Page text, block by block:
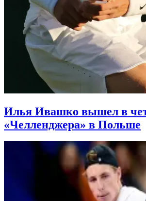
Илья Ивашко вышел в
«Челленджера» в Польше